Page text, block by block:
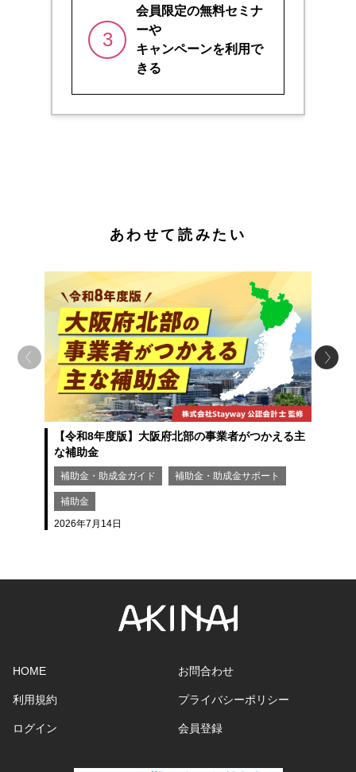
3
会員限定の無料セミナ
ーや
キャンペーンを利用で
きる
あわせて読みたい
【令和8年度版】大阪府北部の事業者がつかえる主
な補助金
補助金・助成金ガイド 補助金・助成金サポート
補助金
2026年7月14日
HOME お問合わせ
利用規約 プライバシーポリシー
ログイン 会員登録